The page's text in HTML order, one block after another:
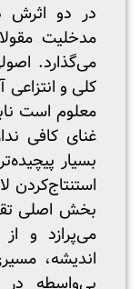
در دو اثرش
مدخلیت
می‌گذارد.
کلی و
معلوم است
غنای کافی
بسیار
بخش اصلی
می‌پرازد و
اندیشه،
بی‌واسطه